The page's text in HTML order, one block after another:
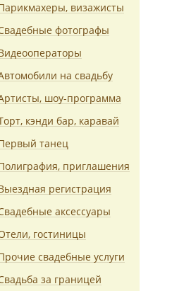
визажисты
фотографы
на свадьбу
шоу-программа
кэнди бар, каравай
танец
приглашения
регистрация
аксессуары
гостиницы
свадебные услуги
за границей